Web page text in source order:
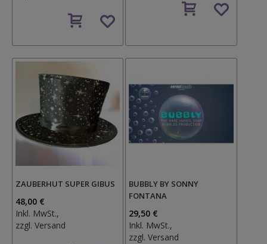
den
den
ZAUBERHUT SUPER GIBUS
48,00 €
Inkl. MwSt.,
zzgl. Versand
BUBBLY BY SONNY
FONTANA
29,50 €
Inkl. MwSt.,
zzgl.Versand